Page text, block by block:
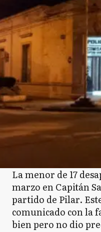
La menor de 17
marzo en Capitán
partido de Pilar.
comunicado con la
bien pero no dio